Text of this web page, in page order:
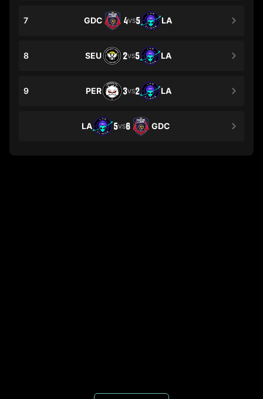
7 GDC 4VS5 LA
8 SEU 2VS5 LA
9 PER 3VS2 LA
LA 5VS6 GDC